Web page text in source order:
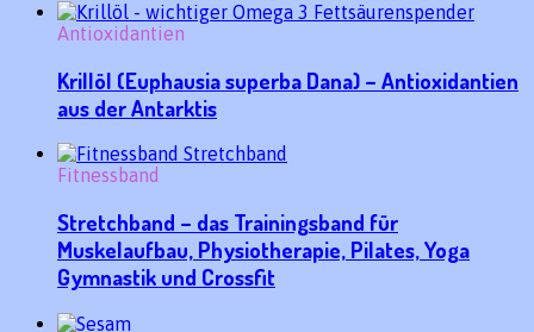
Antioxidantien
Krillöl (Euphausia superba Dana) – Antioxidantien
aus der Antarktis
Fitnessband
Stretchband – das Trainingsband für
Muskelaufbau, Physiotherapie, Pilates, Yoga
Gymnastik und Crossfit